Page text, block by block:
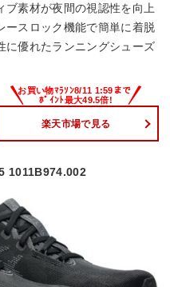
ブ素材が夜間の視認性を向上
ースロック機能で簡単に着脱
に優れたランニングシューズ
楽天市場で見る
1011B974.002